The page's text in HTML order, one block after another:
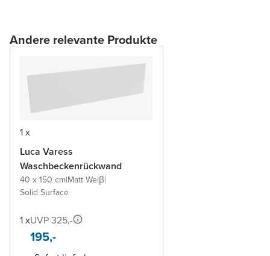
Andere relevante Produkte
1 x
Luca Varess
Waschbeckenrückwand
40 x 150 cm|Matt Weiβ|
Solid Surface
1 xUVP 325,-
195,-